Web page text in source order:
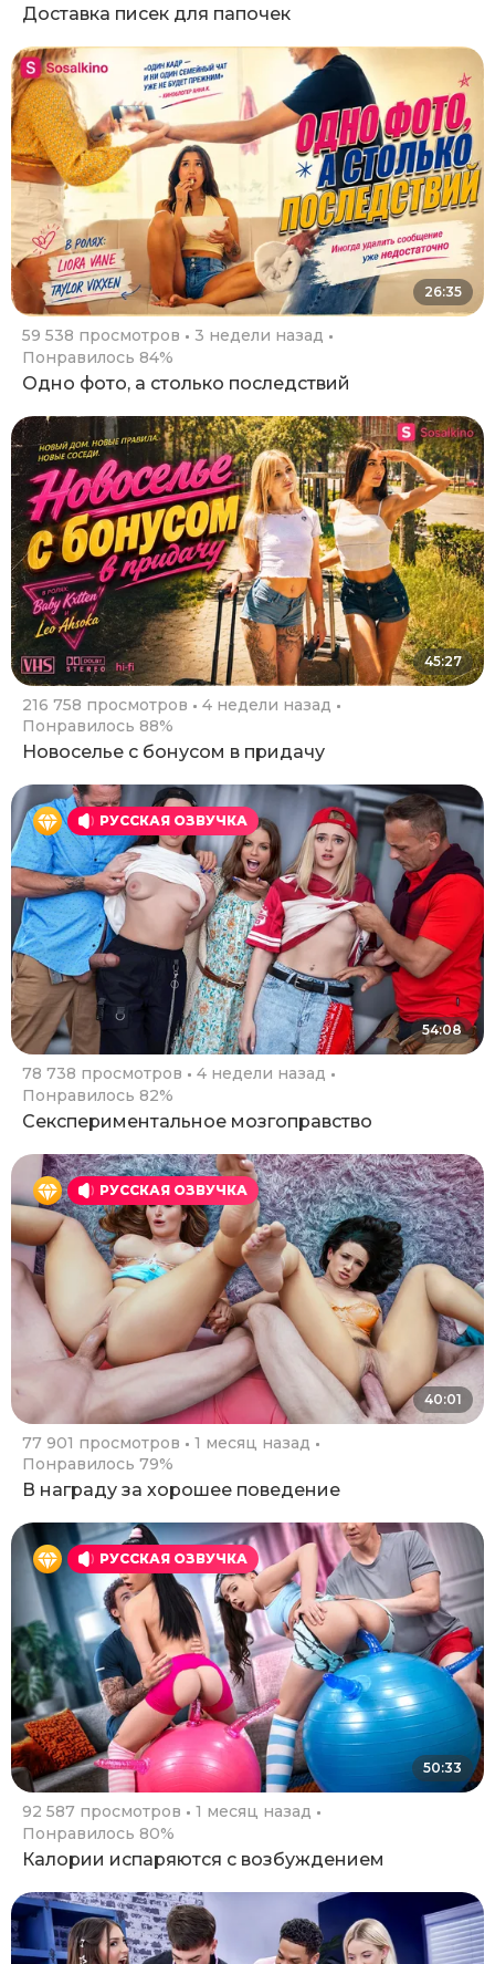
Доставка писек для папочек
26:35
59 538 просмотров
3 недели назад
Понравилось 84%
Одно фото, а столько последствий
45:27
216 758 просмотров
4 недели назад
Понравилось 88%
Новоселье с бонусом в придачу
РУССКАЯ ОЗВУЧКА
54:08
78 738 просмотров
4 недели назад
Понравилось 82%
Секспериментальное мозгоправство
РУССКАЯ ОЗВУЧКА
40:01
77 901 просмотров
1 месяц назад
Понравилось 79%
В награду за хорошее поведение
РУССКАЯ ОЗВУЧКА
50:33
92 587 просмотров
1 месяц назад
Понравилось 80%
Калории испаряются с возбуждением